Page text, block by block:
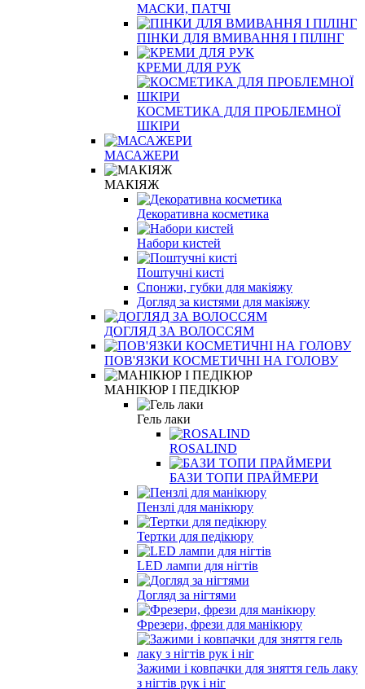
МАСКИ, ПАТЧІ
ПІНКИ ДЛЯ ВМИВАННЯ І ПІЛІНГ
КРЕМИ ДЛЯ РУК
КОСМЕТИКА ДЛЯ ПРОБЛЕМНОЇ
ШКІРИ
МАСАЖЕРИ
МАКІЯЖ
Декоративна косметика
Набори кистей
Поштучні кисті
Спонжи, губки для макіяжу
Догляд за кистями для макіяжу
ДОГЛЯД ЗА ВОЛОССЯМ
ПОВ'ЯЗКИ КОСМЕТИЧНІ НА ГОЛОВУ
МАНІКЮР І ПЕДІКЮР
Гель лаки
ROSALIND
БАЗИ ТОПИ ПРАЙМЕРИ
Пензлі для манікюру
Тертки для педікюру
LED лампи для нігтів
Догляд за нігтями
Фрезери, фрези для манікюру
Зажими і ковпачки для зняття гель лаку
з нігтів рук і ніг